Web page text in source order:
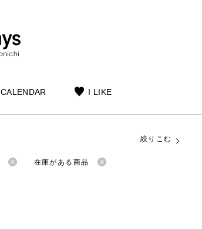
CALENDAR I LIKE
絞りこむ
在庫がある商品